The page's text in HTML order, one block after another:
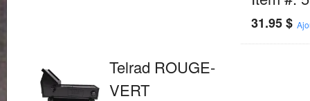
31.95$
Telrad ROUGE-
VERT